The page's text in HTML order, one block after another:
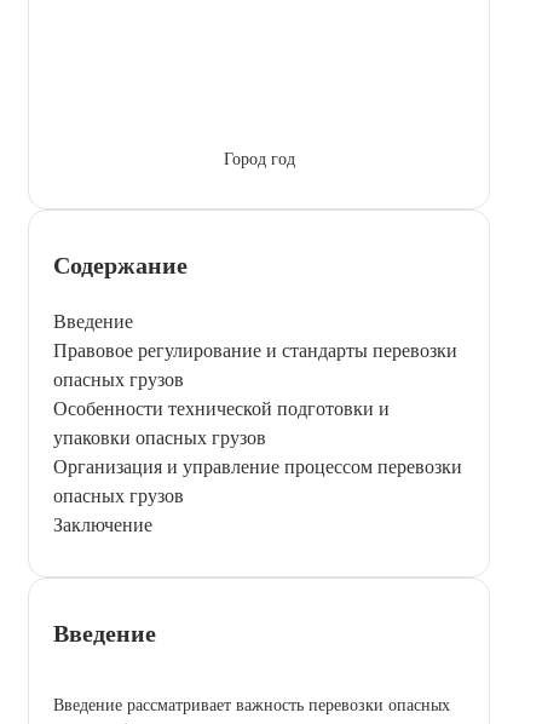
Город год
Содержание
Введение
Правовое регулирование и стандарты перевозки
опасных грузов
Особенности технической подготовки и
упаковки опасных грузов
Организация и управление процессом перевозки
опасных грузов
Заключение
Введение
Введение рассматривает важность перевозки опасных